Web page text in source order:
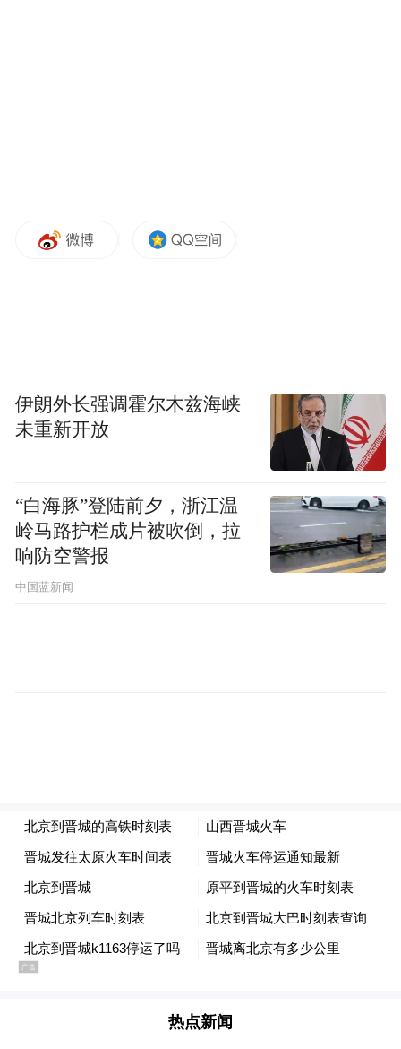
这场靠资本和流量堆起来的高端化，终究难
逃“德不配位”的质疑。
高梵的发展轨迹，被人调侃像极了小米对标
苹果的路径。高梵早期深耕线下百货渠道却
业绩惨淡，一度濒临破产。后期转战电商
后，主打200-300元平价羽绒，成为羽绒品
类销量黑马。
绒产品线聚焦高端鹅绒服。去年年底，有消
伊朗外长强调霍尔木兹海峡
未重新开放
“白海豚”登陆前夕，浙江温
岭马路护栏成片被吹倒，拉
响防空警报
中国蓝新闻
热点新闻